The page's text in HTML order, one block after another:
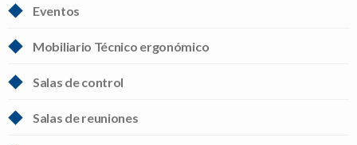
Eventos
Mobiliario Técnico ergonómico
Salas de control
Salas de reuniones